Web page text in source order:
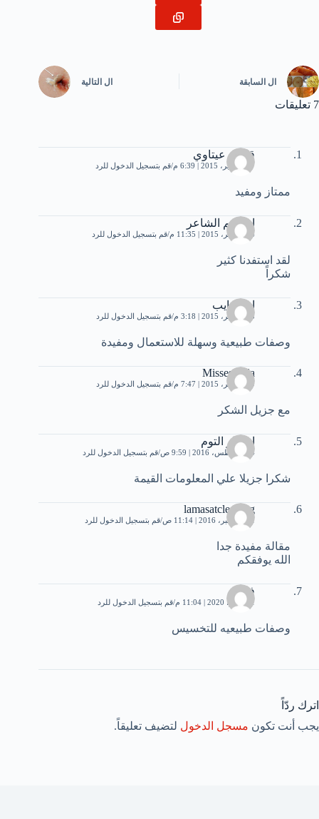
ال السابقة ال التالية
7 تعليقات
قاسم عيتاوي
27 سبتمبر، 2015 | 6:39 م قم بتسجيل الدخول للرد
ممتاز ومفيد
ابراهيم الشاعر
14 نوفمبر، 2015 | 11:35 م قم بتسجيل الدخول للرد
لقد استفدنا كثير
شكراً
ام الغايب
15 نوفمبر، 2015 | 3:18 م قم بتسجيل الدخول للرد
وصفات طبيعية وسهلة للاستعمال ومفيدة
Misses reda
29 نوفمبر، 2015 | 7:47 م قم بتسجيل الدخول للرد
مع جزيل الشكر
انتصار التوم
24 أغسطس، 2016 | 9:59 ص قم بتسجيل الدخول للرد
شكرا جزيلا علي المعلومات القيمة
lamasatcleaning
11 ديسمبر، 2016 | 11:14 ص قم بتسجيل الدخول للرد
مقالة مفيدة جدا
الله يوفقكم
فادية
21 يونيو، 2020 | 11:04 م قم بتسجيل الدخول للرد
وصفات طبيعيه للتخسيس
اترك ردّاً
يجب أنت تكون مسجل الدخول لتضيف تعليقاً.